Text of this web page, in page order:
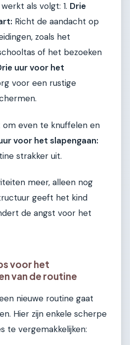
als volgt: 1. Drie
Richt de aandacht op
zoals het
of het bezoeken
uur voor het
voor een rustige
even te knuffelen en
voor het slapengaan:
strakker uit.
meer, alleen nog
geeft het kind
de angst voor het
voor het
van de routine
nieuwe routine gaat
Hier zijn enkele scherpe
te vergemakkelijken: